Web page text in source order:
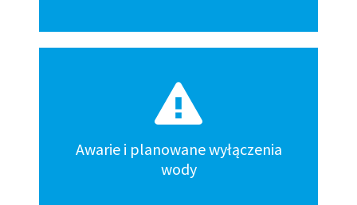
Awarie i planowane wyłączenia
wody